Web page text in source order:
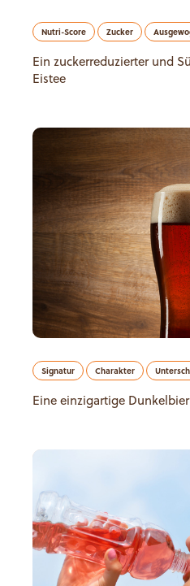
Nutri-Score Zucker
Ein zuckerreduzierter und
Eistee
Signatur Charakter
Eine einzigartige